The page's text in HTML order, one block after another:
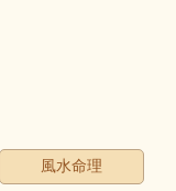
風水命理